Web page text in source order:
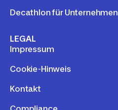
Decathlon für Unternehmen
LEGAL
Impressum
Cookie-Hinweis
Kontakt